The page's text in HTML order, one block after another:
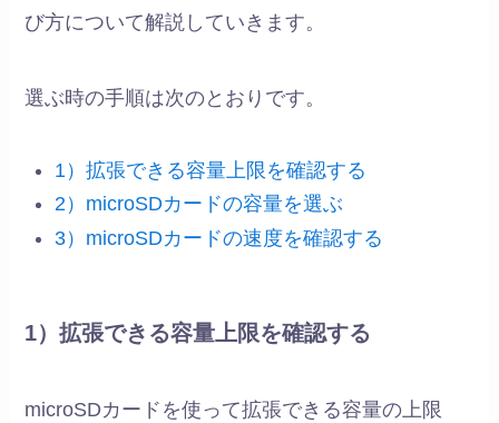
び方について解説していきます。
選ぶ時の手順は次のとおりです。
1）拡張できる容量上限を確認する
2）microSDカードの容量を選ぶ
3）microSDカードの速度を確認する
1）拡張できる容量上限を確認する
microSDカードを使って拡張できる容量の上限